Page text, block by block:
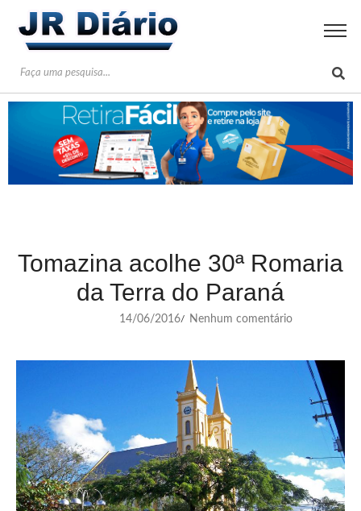
Tomazina acolhe 30ª Romaria
da Terra do Paraná
14/06/2016/ Nenhum comentário